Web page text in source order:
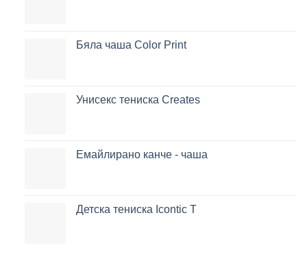
Бяла чаша Color Print
Унисекс тениска Creates
Емайлирано канче - чаша
Детска тениска Icontic T